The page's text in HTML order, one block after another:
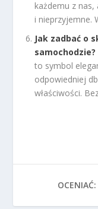
każdemu z
i nieprzyjemne.
Jak zadbać o
samochodzie?
to symbol
odpowiedniej
właściwości.
OCENIAĆ: